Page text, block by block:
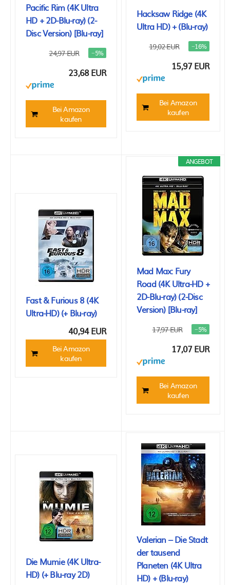
Pacific Rim (4K Ultra
HD + 2D-Blu-ray) (2-
Disc Version) [Blu-ray]
24,97 EUR −5%
23,68 EUR
Bei Amazon
kaufen
Hacksaw Ridge (4K
Ultra HD) + (Blu-ray)
19,02 EUR −16%
15,97 EUR
Bei Amazon
kaufen
Fast & Furious 8 (4K
Ultra-HD) (+ Blu-ray)
40,94 EUR
Bei Amazon
kaufen
ANGEBOT
Mad Max: Fury
Road (4K Ultra-HD +
2D-Blu-ray) (2-Disc
Version) [Blu-ray]
17,97 EUR −5%
17,07 EUR
Bei Amazon
kaufen
Die Mumie (4K Ultra-
HD) (+ Blu-ray 2D)
Valerian – Die Stadt
der tausend
Planeten (4K Ultra
HD) + (Blu-ray)